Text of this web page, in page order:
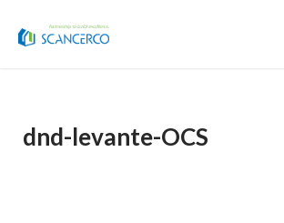
dnd-levante-OCS